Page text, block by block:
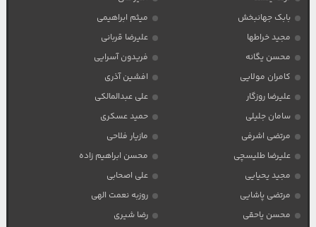
بابک جهانبخش
میثم ابراهیمی
مجید خراطها
علیرضا قربانی
محسن یگانه
فریدون آسرایی
کامران مولایی
افشین آذری
علیرضا روزگار
علی عبدالمالکی
سامان جلیلی
حمید عسکری
مرتضی اشرفی
مازیار فلاحی
علیرضا طلیسچی
محسن ابراهیم زاده
مجید یحیایی
علی اصحابی
مرتضی پاشایی
روزبه نعمت الهی
محسن یاحقی
رضا شیری